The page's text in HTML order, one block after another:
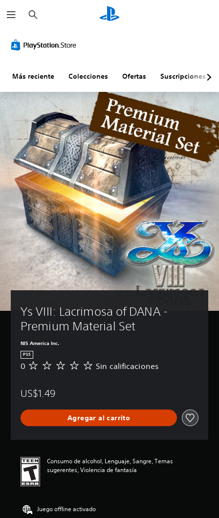
u
s
r
Más reciente Colecciones Ofertas Suscripciones
Ys VIII: Lacrimosa of DANA -
Premium Material Set
NIS America Inc.
PS5
S
c
i
c
o
s
0 Sin calificaciones
US$1.49
Agregar al carrito
Consumo de alcohol, Lenguaje, Sangre, Temas
sugerentes, Violencia de fantasía
Juego offline activado